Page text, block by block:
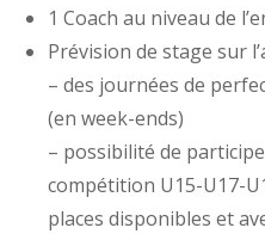
1 Coach au niveau de
Prévision de stage sur
– des journées de
(en week-ends)
– possibilité de
compétition U15-U17-
places disponibles et